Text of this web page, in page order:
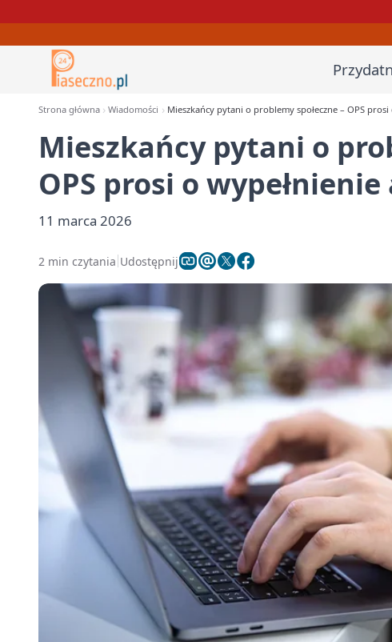
Strona główna Wiadomości Mieszkańcy pytani o problemy społeczne – OPS
Mieszkańcy pytani o
OPS prosi o
11 marca 2026
2 min czytania Udostępnij